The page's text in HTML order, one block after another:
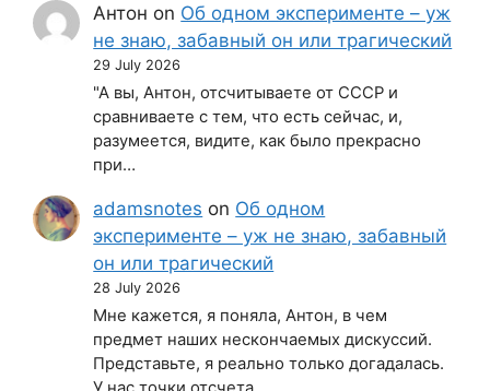
Антон on Об одном эксперименте – уж
не знаю, забавный он или трагический
29 July 2026
"А вы, Антон, отсчитываете от СССР и
сравниваете с тем, что есть сейчас, и,
разумеется, видите, как было прекрасно
при…
adamsnotes on Об одном
эксперименте – уж не знаю, забавный
он или трагический
28 July 2026
Мне кажется, я поняла, Антон, в чем
предмет наших нескончаемых дискуссий.
Представьте, я реально только догадалась.